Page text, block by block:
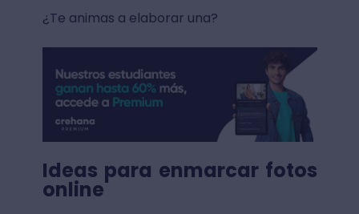
¿Te animas a elaborar una?
Ideas para enmarcar fotos
online